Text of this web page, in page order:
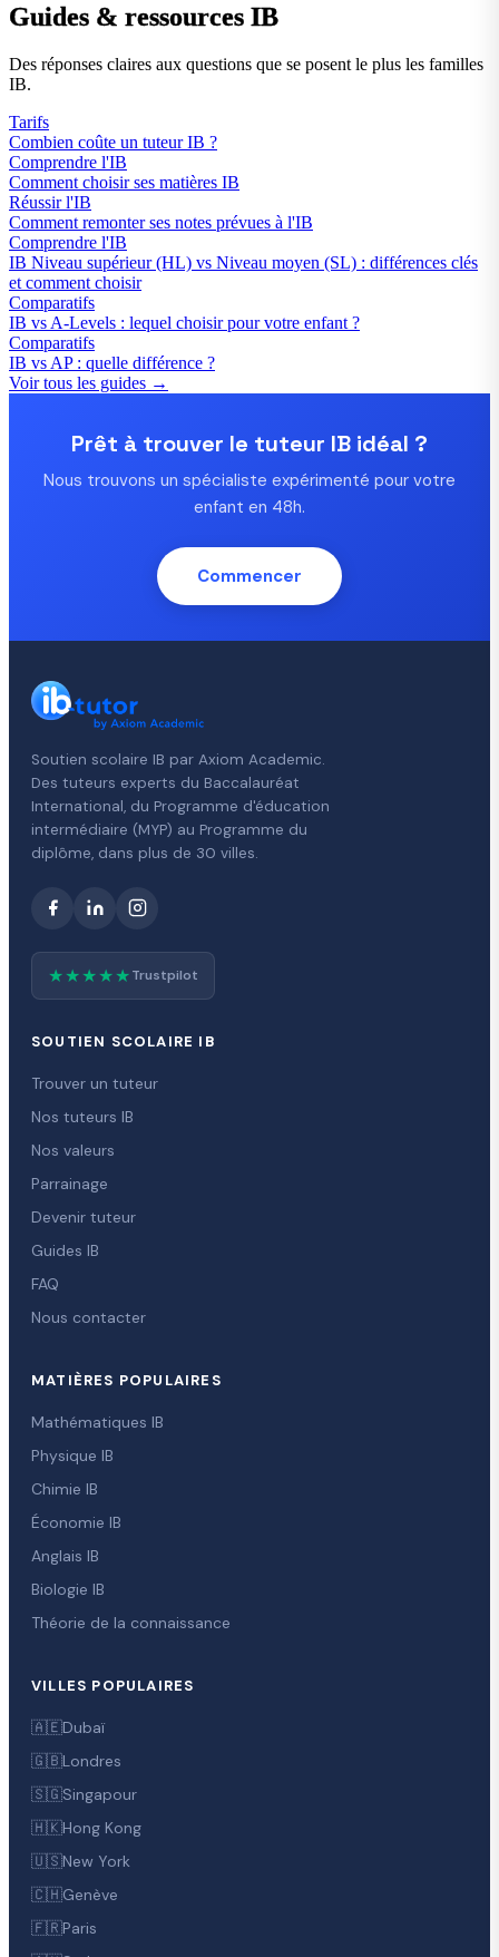
Guides & ressources IB
Des réponses claires aux questions que se posent le plus les familles
IB.
Tarifs
Combien coûte un tuteur IB ?
Comprendre l'IB
Comment choisir ses matières IB
Réussir l'IB
Comment remonter ses notes prévues à l'IB
Comprendre l'IB
IB Niveau supérieur (HL) vs Niveau moyen (SL) : différences clés
et comment choisir
Comparatifs
IB vs A-Levels : lequel choisir pour votre enfant ?
Comparatifs
IB vs AP : quelle différence ?
Voir tous les guides →
Prêt à trouver le tuteur IB idéal ?
Nous trouvons un spécialiste expérimenté pour votre
enfant en 48h.
Commencer
Soutien scolaire IB par Axiom Academic.
Des tuteurs experts du Baccalauréat
International, du Programme d'éducation
intermédiaire (MYP) au Programme du
diplôme, dans plus de 30 villes.
★★★★★Trustpilot
SOUTIEN SCOLAIRE IB
Trouver un tuteur
Nos tuteurs IB
Nos valeurs
Parrainage
Devenir tuteur
Guides IB
FAQ
Nous contacter
MATIÈRES POPULAIRES
Mathématiques IB
Physique IB
Chimie IB
Économie IB
Anglais IB
Biologie IB
Théorie de la connaissance
VILLES POPULAIRES
🇦🇪Dubaï
🇬🇧Londres
🇸🇬Singapour
🇭🇰Hong Kong
🇺🇸New York
🇨🇭Genève
🇫🇷Paris